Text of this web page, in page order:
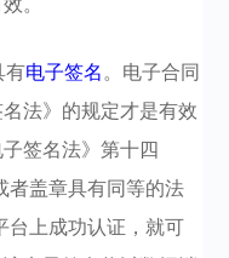
。
有电子签名 。电子合同
法》的规定才是有效
签名法》第十四
者盖章具有同等的法
台上成功认证，就可